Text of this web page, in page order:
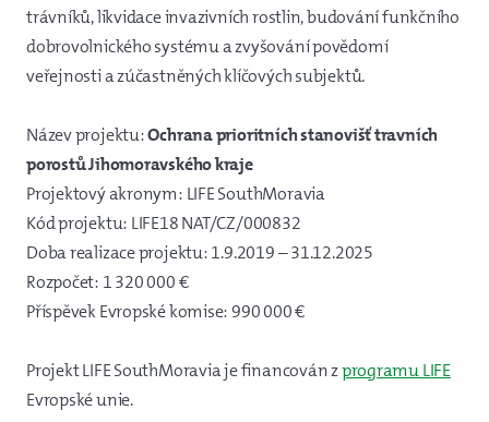
trávníků, likvidace invazivních rostlin, budování funkčního
dobrovolnického systému a zvyšování povědomí
veřejnosti a zúčastněných klíčových subjektů.
Název projektu:Ochrana prioritních stanovišť travních
porostů Jihomoravského kraje
Projektový akronym: LIFE SouthMoravia
Kód projektu: LIFE18 NAT/CZ/000832
Doba realizace projektu: 1.9.2019 – 31.12.2025
Rozpočet: 1 320 000 €
Příspěvek Evropské komise: 990 000 €
Projekt LIFE SouthMoravia je financován zprogramu LIFE
Evropské unie.